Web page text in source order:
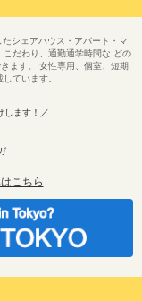
シェアハウス・アパート・マ
だわり、通勤通学時間な どの
ます。 女性専用、個室、短期
ています。
します！／
こちら